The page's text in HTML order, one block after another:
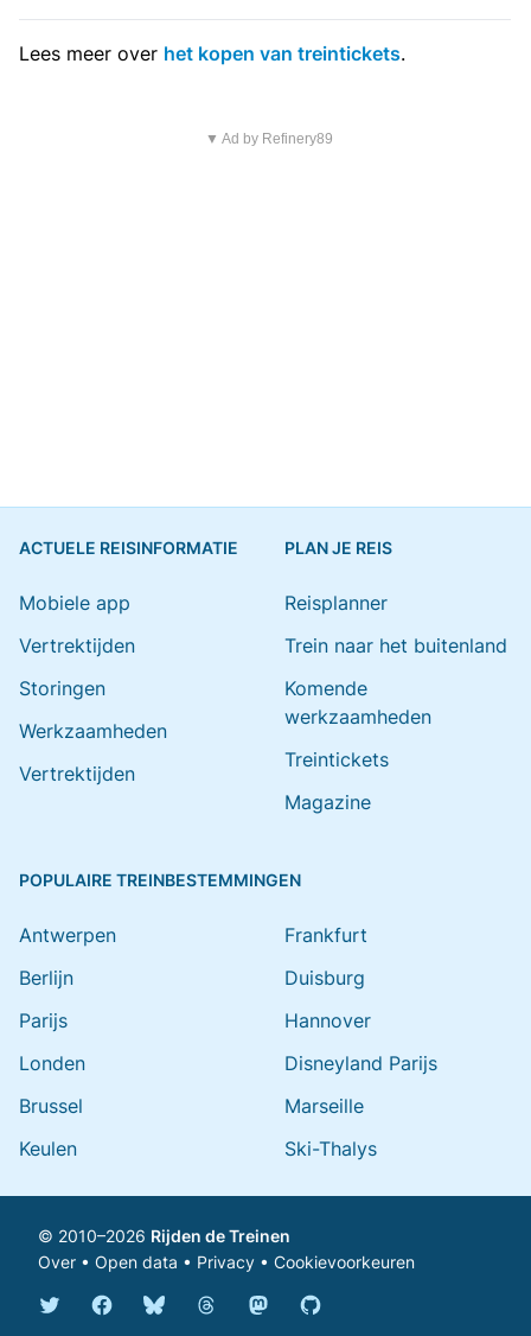
Lees meer over het kopen van treintickets.
▼ Ad by Refinery89
ACTUELE REISINFORMATIE
Mobiele app
Vertrektijden
Storingen
Werkzaamheden
Vertrektijden
PLAN JE REIS
Reisplanner
Trein naar het buitenland
Komende
werkzaamheden
Treintickets
Magazine
POPULAIRE TREINBESTEMMINGEN
Antwerpen
Berlijn
Parijs
Londen
Brussel
Keulen
Frankfurt
Duisburg
Hannover
Disneyland Parijs
Marseille
Ski-Thalys
© 2010–2026 Rijden de Treinen
Over • Open data • Privacy • Cookievoorkeuren